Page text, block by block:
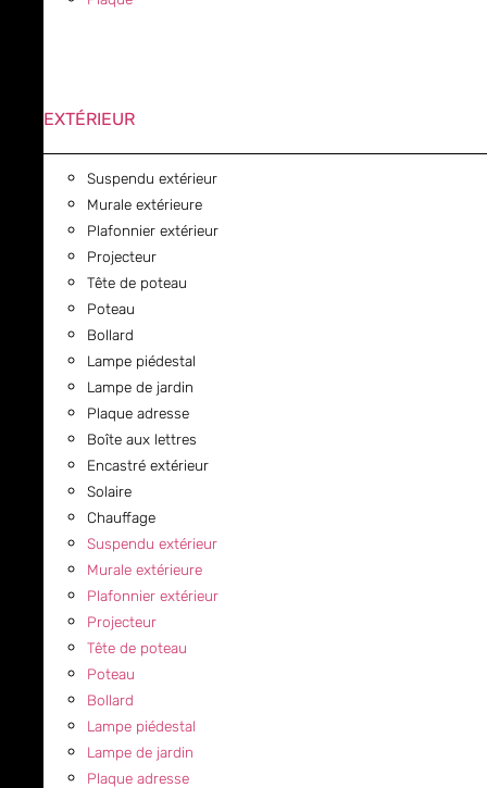
EXTÉRIEUR
Suspendu extérieur
Murale extérieure
Plafonnier extérieur
Projecteur
Tête de poteau
Poteau
Bollard
Lampe piédestal
Lampe de jardin
Plaque adresse
Boîte aux lettres
Encastré extérieur
Solaire
Chauffage
Suspendu extérieur
Murale extérieure
Plafonnier extérieur
Projecteur
Tête de poteau
Poteau
Bollard
Lampe piédestal
Lampe de jardin
Plaque adresse